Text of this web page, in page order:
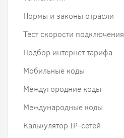
Нормы и законы отрасли
Тест скорости подключения
Подбор интернет тарифа
Мобильные коды
Междугородние коды
Международные коды
Калькулятор IP-сетей